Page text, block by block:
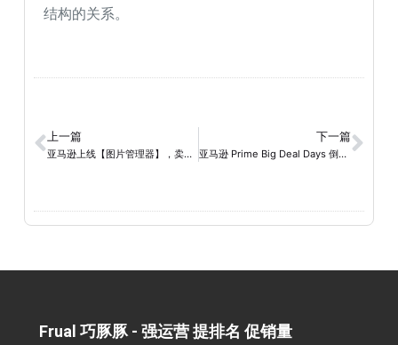
结构的关系。
上一篇
亚马逊上线【图片管理器】，卖家原创权益迎来新保障
下一篇
亚马逊 Prime Big Deal Days 倒计时：运营高手这样布局！
Frual 巧豚豚 - 强运营 提排名 促销量​